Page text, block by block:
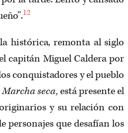
12
histórica, remonta al siglo
capitán Miguel Caldera por
conquistadores y el pueblo
Marcha seca,está presente el
y su relación con
personajes que desafían los